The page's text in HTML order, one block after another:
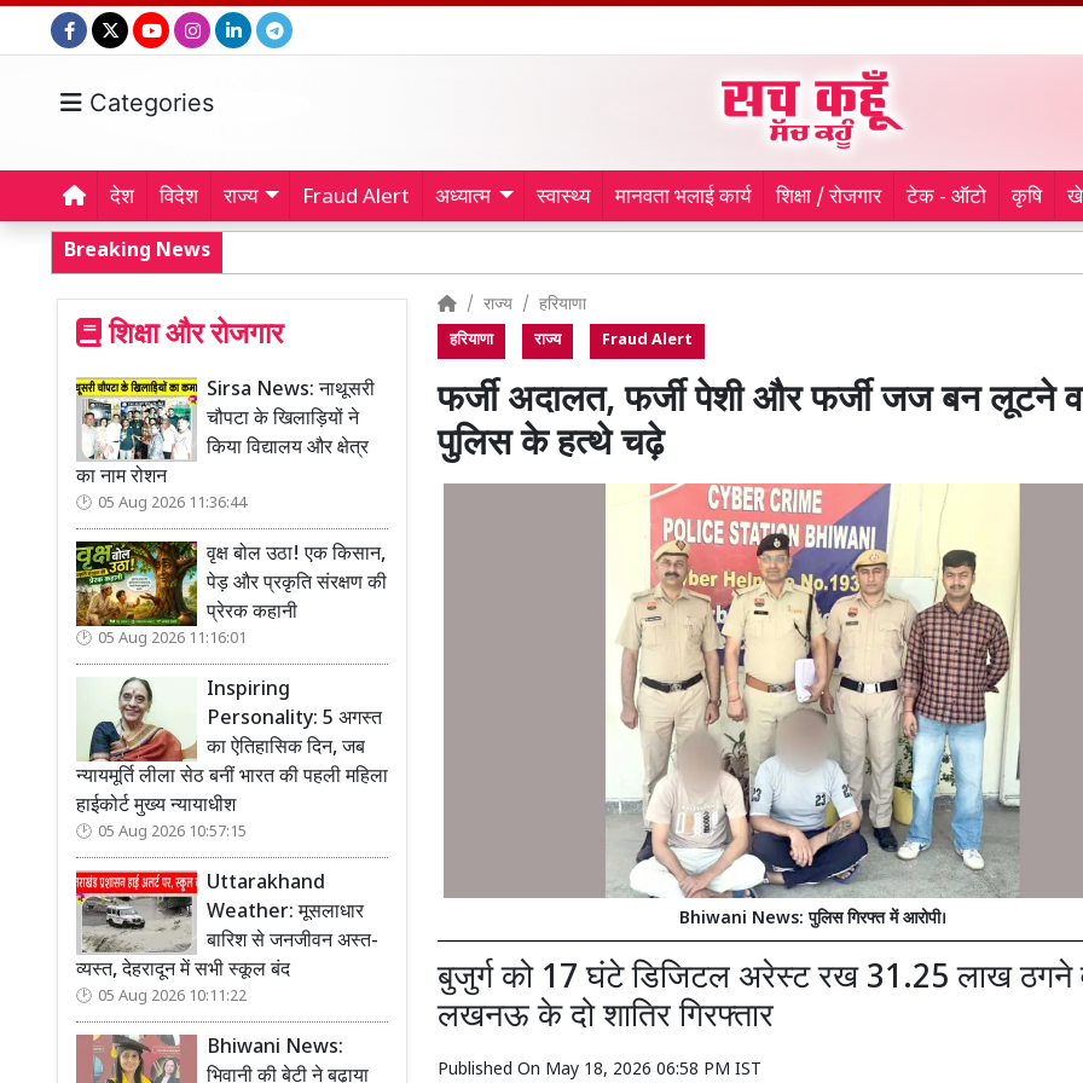
Categories
देश विदेश राज्य Fraud Alert अध्यात्म स्वास्थ्य मानवता भलाई कार्य शिक्षा / रोजगार टेक - ऑटो कृषि
Breaking News
शिक्षा और रोजगार
Sirsa News: नाथूसरी
चौपटा के खिलाड़ियों ने
किया विद्यालय और क्षेत्र
का नाम रोशन
05 Aug 2026 11:36:44
वृक्ष बोल उठा! एक किसान,
पेड़ और प्रकृति संरक्षण की
प्रेरक कहानी
05 Aug 2026 11:16:01
Inspiring
Personality: 5 अगस्त
का ऐतिहासिक दिन, जब
न्यायमूर्ति लीला सेठ बनीं भारत की पहली महिला
हाईकोर्ट मुख्य न्यायाधीश
05 Aug 2026 10:57:15
Uttarakhand
Weather: मूसलाधार
बारिश से जनजीवन अस्त-
व्यस्त, देहरादून में सभी स्कूल बंद
05 Aug 2026 10:11:22
Bhiwani News:
भिवानी की बेटी ने बढ़ाया
राज्य हरियाणा
हरियाणा राज्य Fraud Alert
फर्जी अदालत, फर्जी पेशी और फर्जी जज बन लूटने
पुलिस के हत्थे चढ़े
Bhiwani News: पुलिस गिरफ्त में आरोपी।
बुजुर्ग को 17 घंटे डिजिटल अरेस्ट रख 31.25 लाख ठगने
लखनऊ के दो शातिर गिरफ्तार
Published On May 18, 2026 06:58 PM IST